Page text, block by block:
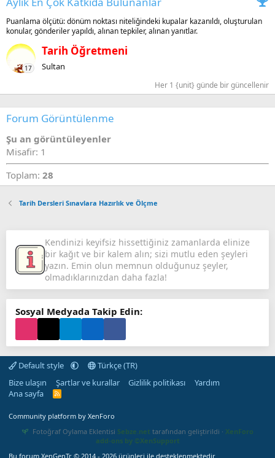
Puanlama ölçütü: dönüm noktası niteliğindeki kupalar kazanıldı, oluşturulan
konular, gönderiler yapıldı, alınan tepkiler, alınan yanıtlar.
17
Tarih Öğretmeni
Sultan
Her 1 {unit} günde bir güncellenir
Forum Görüntülenme
Şu an görüntüleyenler
Misafir: 1
Toplam: 28
Tarih Dersleri Sınavlara Hazırlık ve Ölçme
Kendinizi keyifsiz hissettiğiniz zamanlarda elinize
bir kağıt ve bir kalem alın; sizi mutlu eden şeyleri
yazın. Emin olun memnun olduğunuz şeyler,
olmadıklarınızdan daha fazla!
Sosyal Medyada Takip Edin:
Default style
Türkçe (TR)
Bize ulaşın
Şartlar ve kurallar Gizlilik politikası
Yardım
Ana sayfa
R
Community platform by XenForo
Fotoğraf Oylama Eklentisi Sebze.net tarafından geliştirildi · XenForo
add-ons by ©XenSupport
Bu forum XenGenTr © 2014 - 2026 ürünleri ile desteklenmektedir